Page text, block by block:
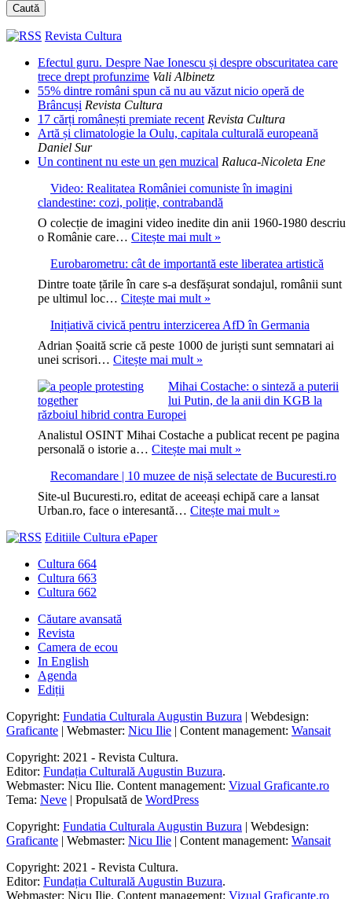
Caută
Revista Cultura
Efectul guru. Despre Nae Ionescu și despre obscuritatea care
trece drept profunzime Vali Albinetz
55% dintre români spun că nu au văzut nicio operă de
Brâncuși Revista Cultura
17 cărți românești premiate recent Revista Cultura
Artă și climatologie la Oulu, capitala culturală europeană
Daniel Sur
Un continent nu este un gen muzical Raluca-Nicoleta Ene
Video: Realitatea României comuniste în imagini
clandestine: cozi, poliție, contrabandă
O colecție de imagini video inedite din anii 1960-1980 descriu
o Românie care… Citește mai mult »
României
comuniste
în
clandestine:
cozi,
poliție,
Eurobarometru: cât de importantă este liberatea artistică
Dintre toate țările în care s-a desfășurat sondajul, românii sunt
pe ultimul loc… Citește mai mult »
de
importantă
este
artistică
Inițiativă civică pentru interzicerea AfD în Germania
Adrian Șoaită scrie că peste 1000 de juriști sunt semnatari ai
unei scrisori… Citește mai mult »
pentru
interzicerea
Germania
Mihai Costache: o sinteză a puterii
lui Putin, de la anii din KGB la
războiul hibrid contra Europei
Analistul OSINT Mihai Costache a publicat recent pe pagina
personală o istorie a… Citește mai mult »
o
sinteză
a
puterii
Recomandare | 10 muzee de nișă selectate de Bucuresti.ro
Site-ul Bucuresti.ro, editat de aceeași echipă care a lansat
Urban.ro, face o interesantă… Citește mai mult »
Editiile Cultura ePaper
Cultura 664
Cultura 663
Cultura 662
Căutare avansată
Revista
Camera de ecou
In English
Agenda
Ediții
Copyright: Fundatia Culturala Augustin Buzura | Webdesign:
Graficante | Webmaster: Nicu Ilie | Content management: Wansait
Copyright: 2021 - Revista Cultura.
Editor: Fundația Culturală Augustin Buzura.
Webmaster: Nicu Ilie. Content management: Vizual Graficante.ro
Tema: Neve | Propulsată de WordPress
Copyright: Fundatia Culturala Augustin Buzura | Webdesign:
Graficante | Webmaster: Nicu Ilie | Content management: Wansait
Copyright: 2021 - Revista Cultura.
Editor: Fundația Culturală Augustin Buzura.
Webmaster: Nicu Ilie. Content management: Vizual Graficante.ro